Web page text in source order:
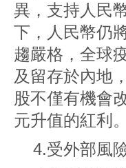
異，支持人民
下，人民幣仍
趨嚴格，全球
及留存於內地
股不僅有機會
元升值的紅利。
4.受外部風